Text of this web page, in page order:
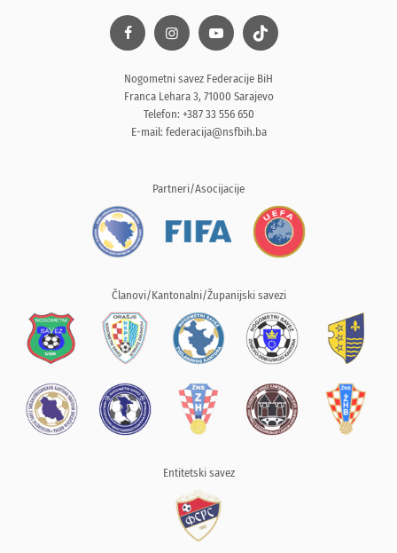
Nogometni savez Federacije BiH
Franca Lehara 3, 71000 Sarajevo
Telefon: +387 33 556 650
E-mail: federacija@nsfbih.ba
Partneri/Asocijacije
Članovi/Kantonalni/Županijski savezi
Entitetski savez